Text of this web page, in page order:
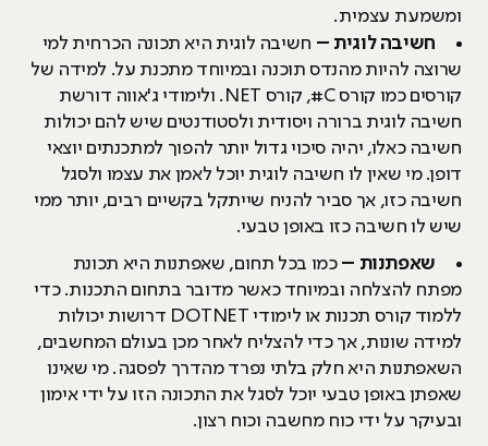
ומשמעת עצמית.
חשיבה לוגית – חשיבה לוגית היא תכונה הכרחית למי
שרוצה להיות מהנדס תוכנה ובמיוחד מתכנת על. למידה של
קורסים כמו קורס C#, קורס NET. ולימודי ג'אווה דורשת
חשיבה לוגית ברורה ויסודית ולסטודנטים שיש להם יכולות
חשיבה כאלו, יהיה סיכוי גדול יותר להפוך למתכנתים יוצאי
דופן. מי שאין לו חשיבה לוגית יוכל לאמן את עצמו ולסגל
חשיבה כזו, אך סביר להניח שייתקל בקשיים רבים, יותר ממי
שיש לו חשיבה כזו באופן טבעי.
שאפתנות –כמו בכל תחום, שאפתנות היא תכונת
מפתח להצלחה ובמיוחד כאשר מדובר בתחום התכנות. כדי
ללמוד קורס תכנות או לימודי DOTNET דרושות יכולות
למידה שונות, אך כדי להצליח לאחר מכן בעולם המחשבים,
השאפתנות היא חלק בלתי נפרד מהדרך לפסגה. מי שאינו
שאפתן באופן טבעי יוכל לסגל את התכונה הזו על ידי אימון
ובעיקר על ידי כוח מחשבה וכוח רצון.